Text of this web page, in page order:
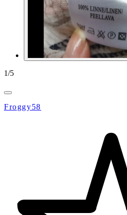
1/5
Froggy58